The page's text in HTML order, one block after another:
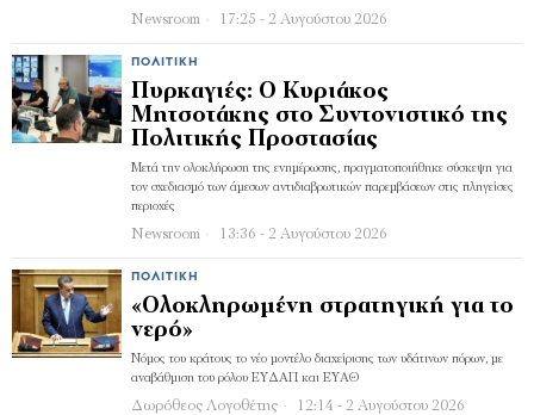
Newsroom 17:25 - 2 Αυγούστου 2026
ΠΟΛΙΤΙΚΉ
Πυρκαγιές: Ο Κυριάκος
Μητσοτάκης στο Συντονιστικό της
Πολιτικής Προστασίας
Μετά την ολοκλήρωση της ενημέρωσης, πραγματοποιήθηκε σύσκεψη για
τον σχεδιασμό των άμεσων αντιδιαβρωτικών παρεμβάσεων στις πληγείσες
περιοχές
Newsroom 13:36 - 2 Αυγούστου 2026
ΠΟΛΙΤΙΚΉ
«Ολοκληρωμένη στρατηγική για το
νερό»
Νόμος του κράτους το νέο μοντέλο διαχείρισης των υδάτινων πόρων, με
αναβάθμιση του ρόλου ΕΥΔΑΠ και ΕΥΑΘ
Δωρόθεος Λογοθέτης 12:14 - 2 Αυγούστου 2026